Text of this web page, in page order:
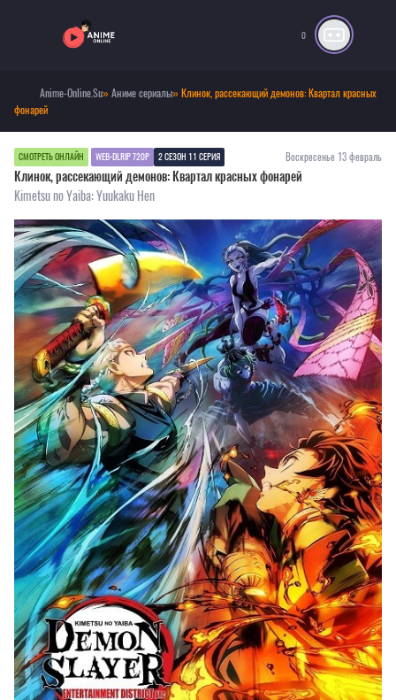
0
Anime-Online.Su»Аниме сериалы» Клинок, рассекающий демонов: Квартал красных
фонарей
СМОТРЕТЬ ОНЛАЙН WEB-DLRIP 720P 2 СЕЗОН 11 СЕРИЯ Воскресенье 13 февраль
Клинок, рассекающий демонов: Квартал красных фонарей
Kimetsu no Yaiba: Yuukaku Hen